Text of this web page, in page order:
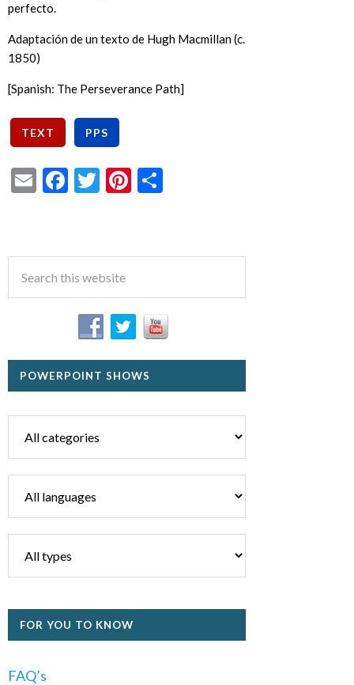
perfecto.
Adaptación de un texto de Hugh Macmillan (c.
1850)
[Spanish: The Perseverance Path]
EmailFacebook
TwitterPinterest
POWERPOINT SHOWS
FOR YOU TO KNOW
FAQ’s